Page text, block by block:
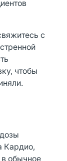
с
чтобы
Кардио,
обычное